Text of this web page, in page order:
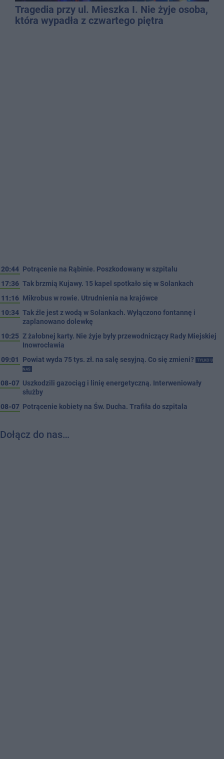
Tragedia przy ul. Mieszka I. Nie żyje osoba,
która wypadła z czwartego piętra
20:44 Potrącenie na Rąbinie. Poszkodowany w szpitalu
17:36 Tak brzmią Kujawy. 15 kapel spotkało się w Solankach
11:16 Mikrobus w rowie. Utrudnienia na krajówce
10:34 Tak źle jest z wodą w Solankach. Wyłączono fontannę i
zaplanowano dolewkę
10:25 Z żałobnej karty. Nie żyje były przewodniczący Rady Miejskiej
Inowrocławia
09:01
Powiat wyda 75 tys. zł. na salę sesyjną. Co się zmieni?
TYLKO U
NAS
08-07 Uszkodzili gazociąg i linię energetyczną. Interweniowały
służby
08-07 Potrącenie kobiety na Św. Ducha. Trafiła do szpitala
Dołącz do nas…